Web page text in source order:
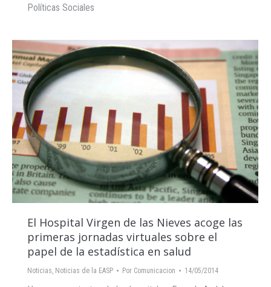
Políticas Sociales
El Hospital Virgen de las Nieves acoge las
primeras jornadas virtuales sobre el
papel de la estadística en salud
Noticias, Noticias de la EASP Por Comunicacion 14/05/2014